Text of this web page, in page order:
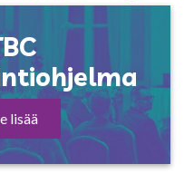
lisää